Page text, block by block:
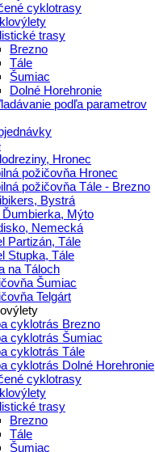
cyklotrasy
trasy
Brezno
Tále
Šumiac
Dolné Horehronie
podľa parametrov
Hronec
požičovňa Hronec
požičovňa Tále - Brezno
Bystrá
Ďumbierka, Mýto
Nemecká
Partizán, Tále
Stupka, Tále
na Táloch
Šumiac
Telgárt
cyklotrás Brezno
cyklotrás Šumiac
cyklotrás Tále
cyklotrás Dolné Horehronie
cyklotrasy
trasy
Brezno
Tále
Šumiac